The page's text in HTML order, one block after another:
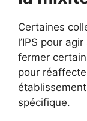
Certaines
l’IPS pour
fermer
pour
spécifique.